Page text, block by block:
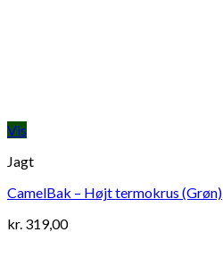
Vis
Jagt
CamelBak – Højt termokrus (Grøn)
kr. 319,00